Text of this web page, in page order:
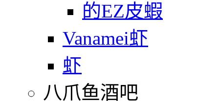
的EZ皮蝦
Vanamei虾
虾
八爪鱼酒吧